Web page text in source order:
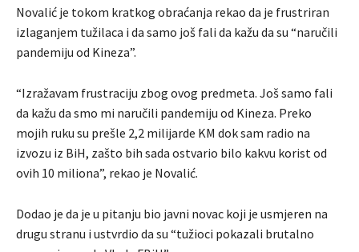
Novalić je tokom kratkog obraćanja rekao da je frustriran
izlaganjem tužilaca i da samo još fali da kažu da su “naručili
pandemiju od Kineza”.
“Izražavam frustraciju zbog ovog predmeta. Još samo fali
da kažu da smo mi naručili pandemiju od Kineza. Preko
mojih ruku su prešle 2,2 milijarde KM dok sam radio na
izvozu iz BiH, zašto bih sada ostvario bilo kakvu korist od
ovih 10 miliona”, rekao je Novalić.
Dodao je da je u pitanju bio javni novac koji je usmjeren na
drugu stranu i ustvrdio da su “tužioci pokazali brutalno